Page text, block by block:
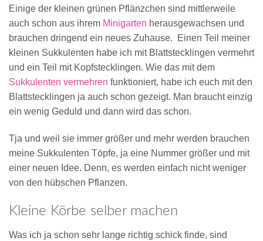
Einige der kleinen grünen Pflänzchen sind mittlerweile
auch schon aus ihrem Minigarten herausgewachsen und
brauchen dringend ein neues Zuhause. Einen Teil meiner
kleinen Sukkulenten habe ich mit Blattstecklingen vermehrt
und ein Teil mit Kopfstecklingen. Wie das mit dem
Sukkulenten vermehren funktioniert, habe ich euch mit den
Blattstecklingen ja auch schon gezeigt. Man braucht einzig
ein wenig Geduld und dann wird das schon.
Tja und weil sie immer größer und mehr werden brauchen
meine Sukkulenten Töpfe, ja eine Nummer größer und mit
einer neuen Idee. Denn, es werden einfach nicht weniger
von den hübschen Pflanzen.
Kleine Körbe selber machen
Was ich ja schon sehr lange richtig schick finde, sind